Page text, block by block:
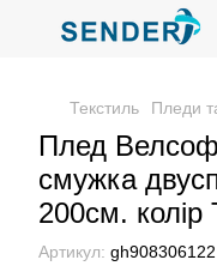
Текстиль Пледи
Плед
смужка
200см. колір
Артикул: gh908306122